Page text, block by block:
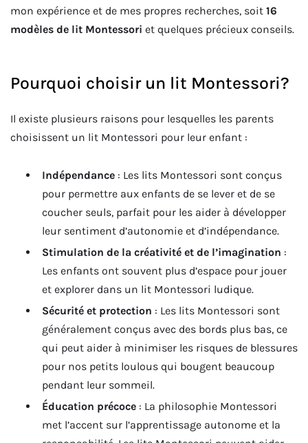
mon expérience et de mes propres recherches, soit 16
modèles de lit Montessori et quelques précieux conseils.
Pourquoi choisir un lit Montessori?
Il existe plusieurs raisons pour lesquelles les parents
choisissent un lit Montessori pour leur enfant :
Indépendance : Les lits Montessori sont conçus
pour permettre aux enfants de se lever et de se
coucher seuls, parfait pour les aider à développer
leur sentiment d’autonomie et d’indépendance.
Stimulation de la créativité et de l’imagination :
Les enfants ont souvent plus d’espace pour jouer
et explorer dans un lit Montessori ludique.
Sécurité et protection : Les lits Montessori sont
généralement conçus avec des bords plus bas, ce
qui peut aider à minimiser les risques de blessures
pour nos petits loulous qui bougent beaucoup
pendant leur sommeil.
Éducation précoce : La philosophie Montessori
met l’accent sur l’apprentissage autonome et la